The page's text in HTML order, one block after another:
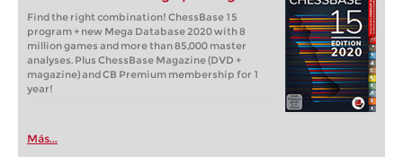
Find the right combination! ChessBase 15
program + new Mega Database 2020 with 8
million games and more than 85,000 master
analyses. Plus ChessBase Magazine (DVD +
magazine) and CB Premium membership for 1
year!
Más...